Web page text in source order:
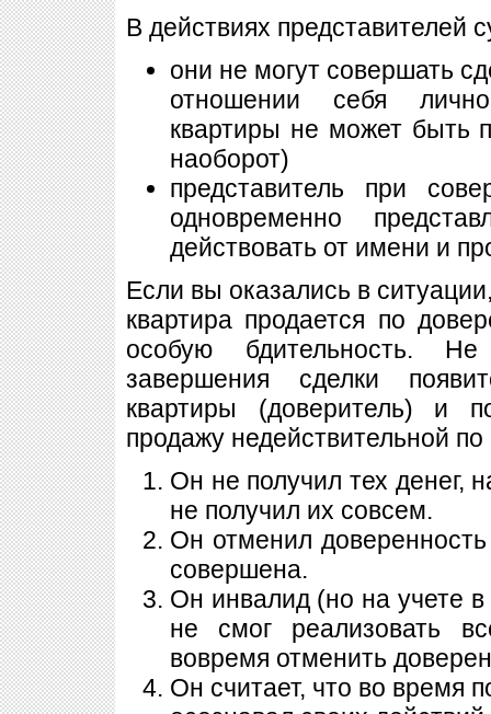
В действиях представителей
они не могут совершать
отношении себя
квартиры не может быть
наоборот)
представитель при
одновременно
действовать от имени и
Если вы оказались в
квартира продается по
особую бдительность.
завершения сделки
квартиры (доверитель) и
продажу недействительной
Он не получил тех денег,
не получил их совсем.
Он отменил
совершена.
Он инвалид (но на учете
не смог реализовать
вовремя отменить
Он считает, что во время